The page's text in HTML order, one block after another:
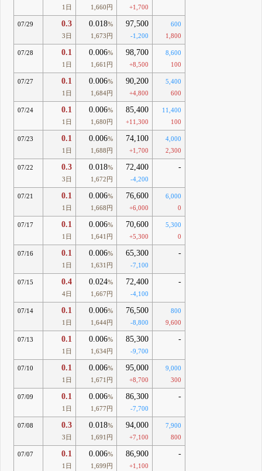
1日
1,660円
+1,700
07/29 0.3
3日
0.018%
1,673円
97,500
-1,200
600
1,800
07/28 0.1
1日
0.006%
1,661円
98,700
+8,500
8,600
100
07/27 0.1
1日
0.006%
1,684円
90,200
+4,800
5,400
600
07/24 0.1
1日
0.006%
1,680円
85,400
+11,300
11,400
100
07/23 0.1
1日
0.006%
1,688円
74,100
+1,700
4,000
2,300
07/22 0.3
3日
0.018%
1,672円
72,400
-4,200
-
07/21 0.1
1日
0.006%
1,668円
76,600
+6,000
6,000
0
07/17 0.1
1日
0.006%
1,641円
70,600
+5,300
5,300
0
07/16 0.1
1日
0.006%
1,631円
65,300
-7,100
-
07/15 0.4
4日
0.024%
1,667円
72,400
-4,100
-
07/14 0.1
1日
0.006%
1,644円
76,500
-8,800
800
9,600
07/13 0.1
1日
0.006%
1,634円
85,300
-9,700
-
07/10 0.1
1日
0.006%
1,671円
95,000
+8,700
9,000
300
07/09 0.1
1日
0.006%
1,677円
86,300
-7,700
-
07/08 0.3
3日
0.018%
1,691円
94,000
+7,100
7,900
800
07/07 0.1
1日
0.006%
1,699円
86,900
+1,100
-